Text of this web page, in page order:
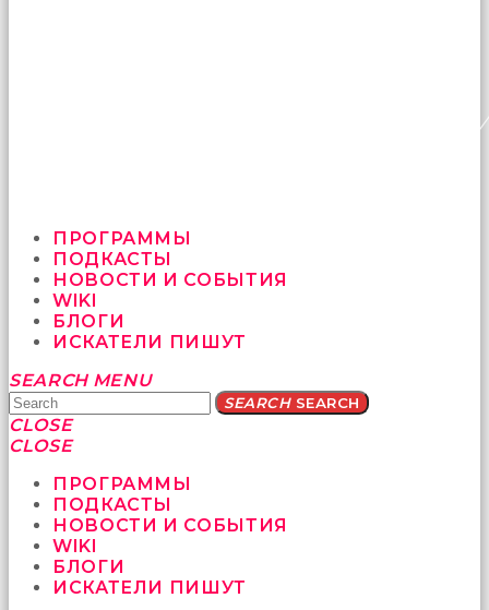
ПРОГРАММЫ
ПОДКАСТЫ
НОВОСТИ И СОБЫТИЯ
WIKI
БЛОГИ
ИСКАТЕЛИ ПИШУТ
Yatağa
bile
geçmeye
fırsat
sikici
kocalar
güzel
karıları
kanepede
SEARCH MENU
SEARCHSEARCH
CLOSE
CLOSE
ПРОГРАММЫ
ПОДКАСТЫ
НОВОСТИ И СОБЫТИЯ
WIKI
БЛОГИ
ИСКАТЕЛИ ПИШУТ